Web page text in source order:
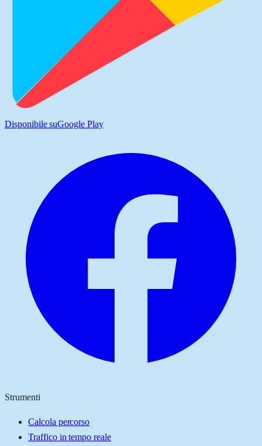
Disponibile suGoogle Play
Strumenti
Calcola percorso
Traffico in tempo reale